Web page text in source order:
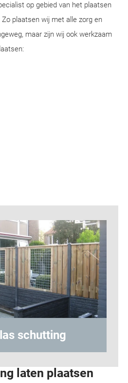
op gebied van het plaatsen
plaatsen wij met alle zorg en
maar zijn wij ook werkzaam
Hout-betonschutting
laten plaatsen